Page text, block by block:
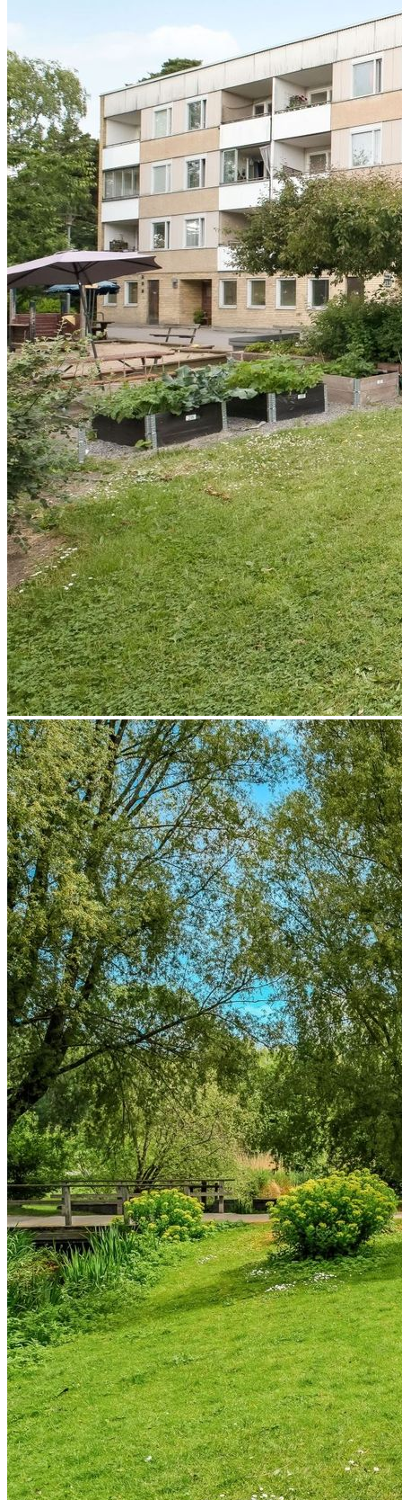
Här bor ni Brf Logen i Ör som består av 270 lägenheter belägen på
adresserna Logdansvägen 2-48 och Örsvängen 6A-C.
Tvättstuga finns på gården tillgängligt dygnet runt för föreningens
medlemmar. Föreningen har en engagerad trädgårdsgrupp som
består av medlemmar i föreningen som är intresserade av
trädgårdsarbete men även vill samla dem boende för gemenskap och
upprätthålla trivseln i området.
Utanför bostaden finns en trevlig grillplats för föreningens
medlemmar där grannar kan möta. Trots det naturnära läget, finner
ni service och kommunikationer inom nära avstånd. Buss 506 precis
utanför bostaden som går b.la till Sundbyberg centrum.
Varmt välkommen att kontakta mig för visning.